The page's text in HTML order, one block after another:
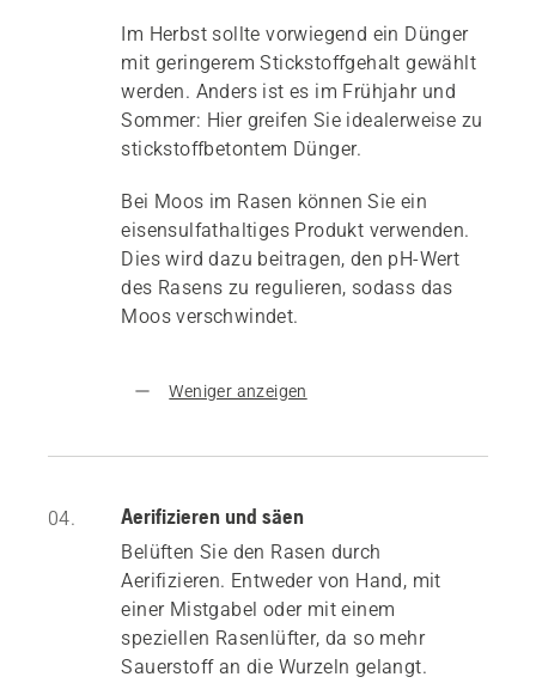
Im Herbst sollte vorwiegend ein Dünger
mit geringerem Stickstoffgehalt gewählt
werden. Anders ist es im Frühjahr und
Sommer: Hier greifen Sie idealerweise zu
stickstoffbetontem Dünger.
Bei Moos im Rasen können Sie ein
eisensulfathaltiges Produkt verwenden.
Dies wird dazu beitragen, den pH-Wert
des Rasens zu regulieren, sodass das
Moos verschwindet.
Weniger anzeigen
04. Aerifizieren und säen
Belüften Sie den Rasen durch
Aerifizieren. Entweder von Hand, mit
einer Mistgabel oder mit einem
speziellen Rasenlüfter, da so mehr
Sauerstoff an die Wurzeln gelangt.